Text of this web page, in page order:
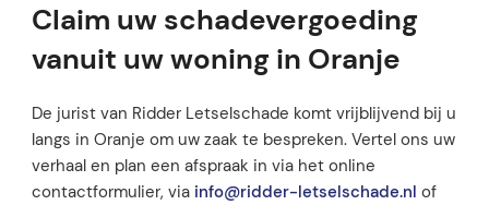
Claim uw schadevergoeding
vanuit uw woning in Oranje
De jurist van Ridder Letselschade komt vrijblijvend bij u
langs in Oranje om uw zaak te bespreken. Vertel ons uw
verhaal en plan een afspraak in via het online
contactformulier, via info@ridder-letselschade.nl of